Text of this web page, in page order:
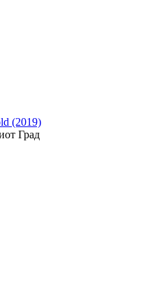
(2019)
Град